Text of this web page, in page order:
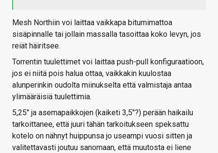
Mesh Northiin voi laittaa vaikkapa bitumimattoa
sisäpinnalle tai jollain massalla tasoittaa koko levyn, jos
reiät häiritsee.
Torrentin tuulettimet voi laittaa push-pull konfiguraatioon,
jos ei niitä pois halua ottaa, vaikkakin kuulostaa
alunperinkin oudolta miinukselta että valmistaja antaa
ylimääräisiä tuulettimia.
5,25" ja asemapaikkojen (kaiketi 3,5"?) perään haikailu
tarkoittanee, että juuri tähän tarkoitukseen speksattu
kotelo on nähnyt huippunsa jo useampi vuosi sitten ja
valitettavasti joutuu sanomaan, että muutosta ei liene